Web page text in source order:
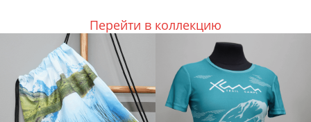
Перейти в коллекцию